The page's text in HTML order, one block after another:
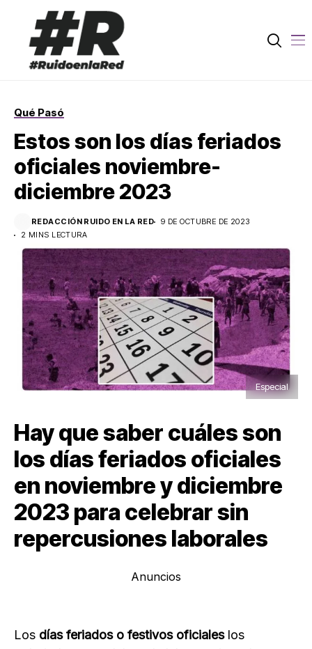
Qué Pasó
Estos son los días feriados
oficiales noviembre-
diciembre 2023
REDACCIÓN RUIDO EN LA RED
9 DE OCTUBRE DE 2023
2 MINS LECTURA
Especial
Hay que saber cuáles son
los días feriados oficiales
en noviembre y diciembre
2023 para celebrar sin
repercusiones laborales
Anuncios
Los días feriados o festivos oficialeslos